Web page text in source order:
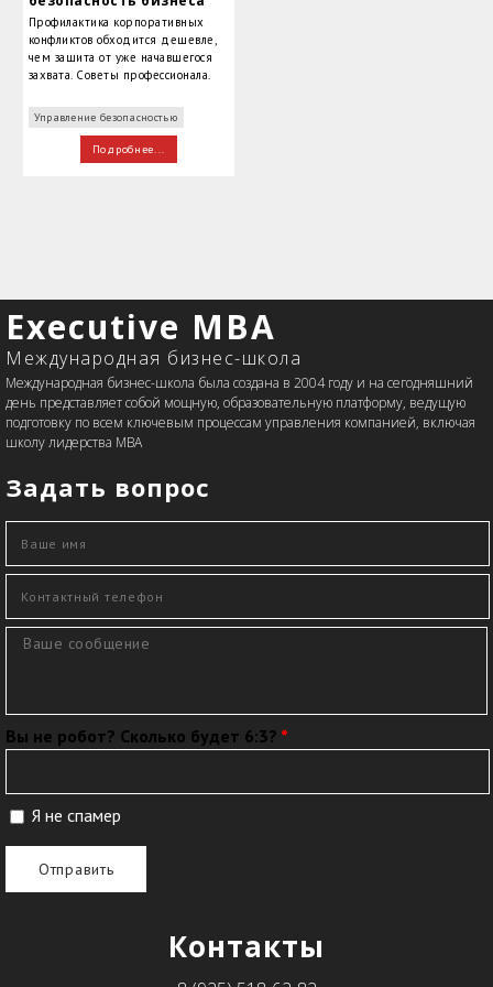
Профилактика корпоративных
конфликтов обходится дешевле,
чем защита от уже начавшегося
захвата. Советы профессионала.
Управление безопасностью
Подробнее...
Executive MBA
Международная бизнес-школа
Международная бизнес-школа была создана в 2004 году и на сегодняшний
день представляет собой мощную, образовательную платформу, ведущую
подготовку по всем ключевым процессам управления компанией, включая
школу лидерства MBA
Задать вопрос
Сообщение*
Вы не робот? Сколько будет 6:3? *
Я не спамер
Я спамер
Контакты